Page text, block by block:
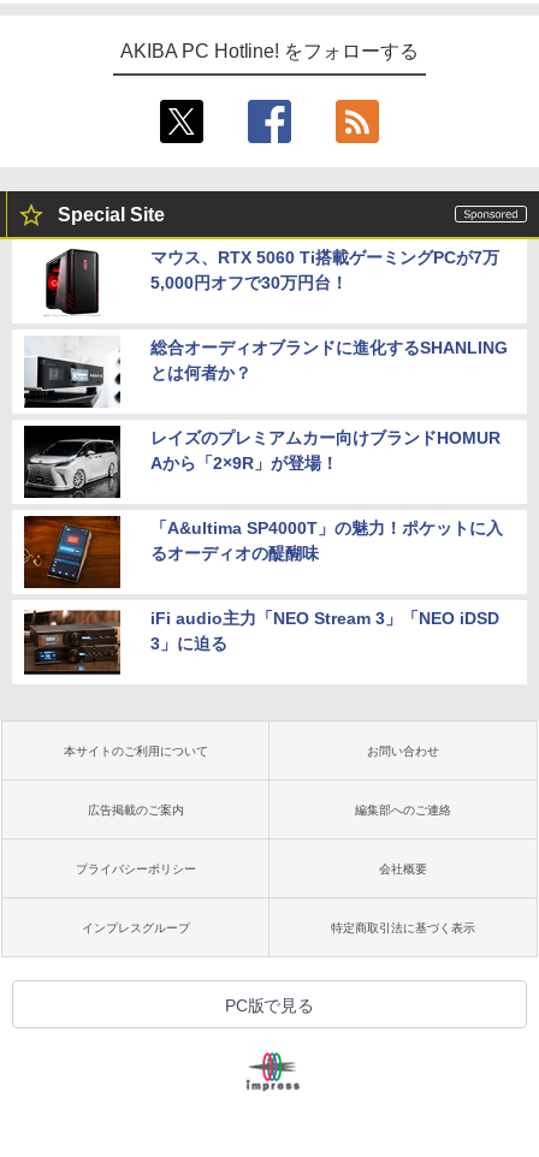
AKIBA PC Hotline! をフォローする
Special Site
マウス、RTX 5060 Ti搭載ゲーミングPCが7万
5,000円オフで30万円台！
総合オーディオブランドに進化するSHANLING
とは何者か？
レイズのプレミアムカー向けブランドHOMUR
Aから「2×9R」が登場！
「A&ultima SP4000T」の魅力！ポケットに入
るオーディオの醍醐味
iFi audio主力「NEO Stream 3」「NEO iDSD
3」に迫る
本サイトのご利用について お問い合わせ
広告掲載のご案内 編集部へのご連絡
プライバシーポリシー 会社概要
インプレスグループ 特定商取引法に基づく表示
PC版で見る